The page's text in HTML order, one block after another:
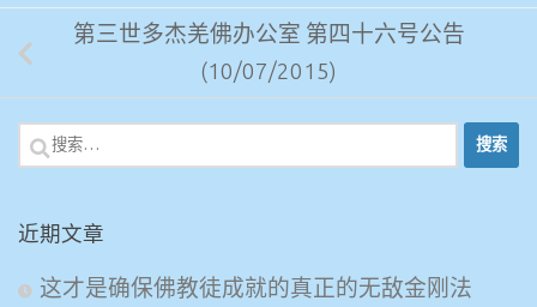
第三世多杰羌佛办公室 第四十六号公告
(10/07/2015)
搜
索：
近期文章
这才是确保佛教徒成就的真正的无敌金刚法